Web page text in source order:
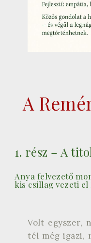
A
1. rész – A
Anya felvezető
kis csillag vezeti
Volt egyszer,
tél még igazi,